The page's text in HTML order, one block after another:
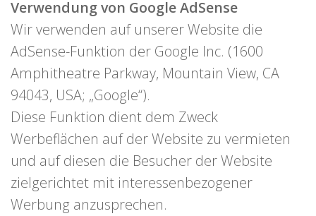
Verwendung von Google AdSense
Wir verwenden auf unserer Website die
AdSense-Funktion der Google Inc. (1600
Amphitheatre Parkway, Mountain View, CA
94043, USA; „Google“).
Diese Funktion dient dem Zweck
Werbeflächen auf der Website zu vermieten
und auf diesen die Besucher der Website
zielgerichtet mit interessenbezogener
Werbung anzusprechen.